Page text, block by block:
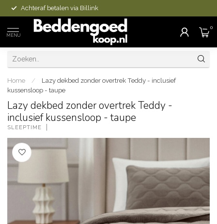
Achteraf betalen via Billink
MENU
0
Home /
Lazy dekbed zonder overtrek Teddy - inclusief
kussensloop - taupe
Lazy dekbed zonder overtrek Teddy -
inclusief kussensloop - taupe
SLEEPTIME